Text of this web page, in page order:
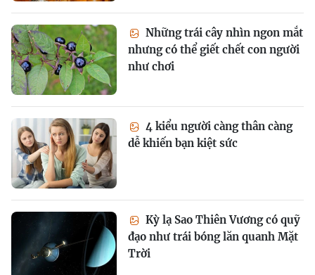
Những trái cây nhìn ngon mắt
nhưng có thể giết chết con người
như chơi
4 kiểu người càng thân càng
dễ khiến bạn kiệt sức
Kỳ lạ Sao Thiên Vương có quỹ
đạo như trái bóng lăn quanh Mặt
Trời